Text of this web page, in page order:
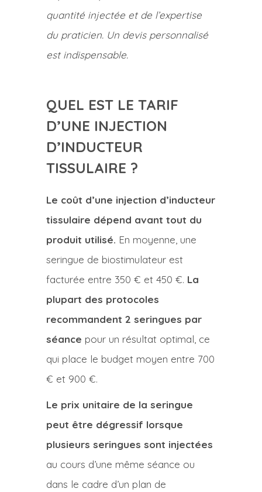
quantité injectée et de l’expertise
du praticien. Un devis personnalisé
est indispensable.
QUEL EST LE TARIF
D’UNE INJECTION
D’INDUCTEUR
TISSULAIRE ?
Le coût d’une injection d’inducteur
tissulaire dépend avant tout du
produit utilisé. En moyenne, une
seringue de biostimulateur est
facturée entre 350 € et 450 €. La
plupart des protocoles
recommandent 2 seringues par
séance pour un résultat optimal, ce
qui place le budget moyen entre 700
€ et 900 €.
Le prix unitaire de la seringue
peut être dégressif lorsque
plusieurs seringues sont injectées
au cours d’une même séance ou
dans le cadre d’un plan de